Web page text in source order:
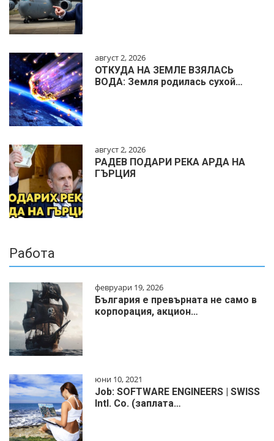
август 2, 2026
ОТКУДА НА ЗЕМЛЕ ВЗЯЛАСЬ
ВОДА: Земля родилась сухой…
август 2, 2026
РАДЕВ ПОДАРИ РЕКА АРДА НА
ГЪРЦИЯ
Работа
февруари 19, 2026
България е превърната не само в
корпорация, акцион…
юни 10, 2021
Job: SOFTWARE ENGINEERS | SWISS
Intl. Co. (заплата…